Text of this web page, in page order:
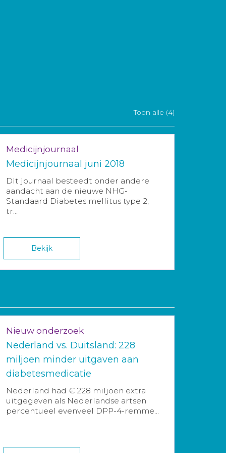
Toon alle (4)
Medicijnjournaal
Medicijnjournaal juni 2018
Dit journaal besteedt onder andere
aandacht aan de nieuwe NHG-
Standaard Diabetes mellitus type 2,
tr...
Bekijk
Nieuw onderzoek
Nederland vs. Duitsland: 228
miljoen minder uitgaven aan
diabetesmedicatie
Nederland had € 228 miljoen extra
uitgegeven als Nederlandse artsen
percentueel evenveel DPP-4-remme...